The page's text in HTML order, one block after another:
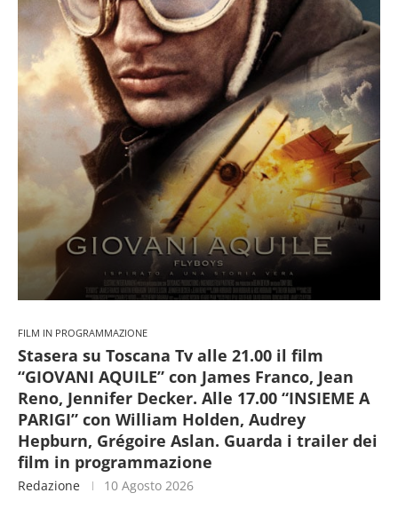
FILM IN PROGRAMMAZIONE
Stasera su Toscana Tv alle 21.00 il film
“GIOVANI AQUILE” con James Franco, Jean
Reno, Jennifer Decker. Alle 17.00 “INSIEME A
PARIGI” con William Holden, Audrey
Hepburn, Grégoire Aslan. Guarda i trailer dei
film in programmazione
Redazione 10 Agosto 2026